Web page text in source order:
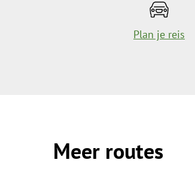
Plan je reis
Meer routes